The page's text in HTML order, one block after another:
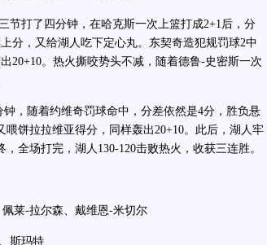
打了四分钟，在哈克斯一次上篮打成2+1后，分
分，又给湖人吃下定心丸。东契奇造犯规罚球2中
20+10。热火撕咬势头不减，随着德鲁-史密斯一次
随着约维奇罚球命中，分差依然是4分，胜负悬
饼拉拉维亚得分，同样轰出20+10。此后，湖人牢
全场打完，湖人130-120击败热火，收获三连胜。
莱-拉尔森、戴维恩-米切尔
斯玛特